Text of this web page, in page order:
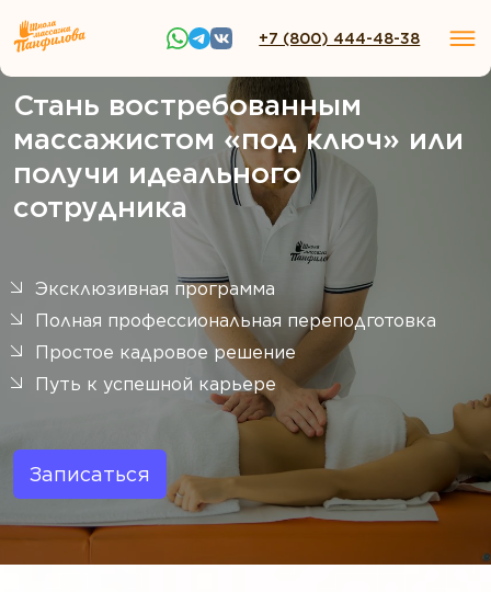
+7 (800) 444-48-38
Стань востребованным
массажистом «под ключ» или
получи идеального
сотрудника
Эксклюзивная программа
Полная профессиональная переподготовка
Простое кадровое решение
Путь к успешной карьере
Записаться